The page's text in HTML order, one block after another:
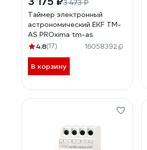
3 473 ₽
Таймер электронный
астрономический EKF TM-
АS PROxima tm-as
4.8(17) 16058392
В корзину